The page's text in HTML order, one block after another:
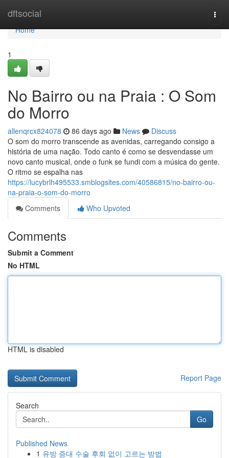
dftsocial
Home
Home
1
No Bairro ou na Praia : O Som
do Morro
allenqrcx824078 86 days ago News
Discuss
O som do morro transcende as avenidas, carregando consigo a
história de uma nação. Todo canto é como se desvendasse um
novo canto musical, onde o funk se fundi com a música do gente.
O ritmo se espalha nas
https://lucybrlh495533.smblogsites.com/40586815/no-bairro-ou-
na-praia-o-som-do-morro
Comments
Who Upvoted
Comments
Submit a Comment
No HTML
HTML is disabled
Report Page
Search
Go
Published News
1 유방 증대 수술 후회 없이 고르는 방법